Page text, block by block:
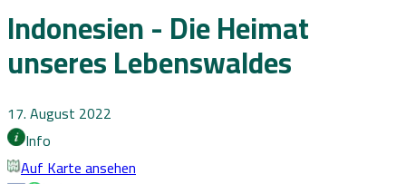
Indonesien - Die Heimat
unseres Lebenswaldes
17. August 2022
Info
Auf Karte ansehen